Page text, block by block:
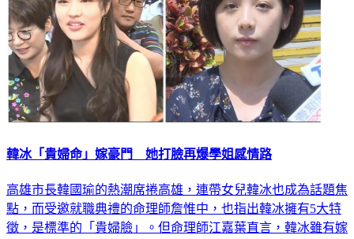
韓冰「貴婦命」嫁豪門 她打臉再爆學姐感情路
高雄市長韓國瑜的熱潮席捲高雄，連帶女兒韓冰也成為話題焦
點，而受邀就職典禮的命理師詹惟中，也指出韓冰擁有5大特
徵，是標準的「貴婦臉」。但命理師江嘉葉直言，韓冰雖有嫁